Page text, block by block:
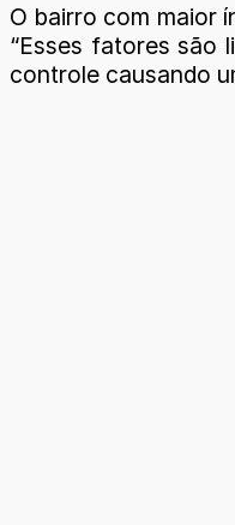
O bairro com maior
“Esses fatores são
controle causando